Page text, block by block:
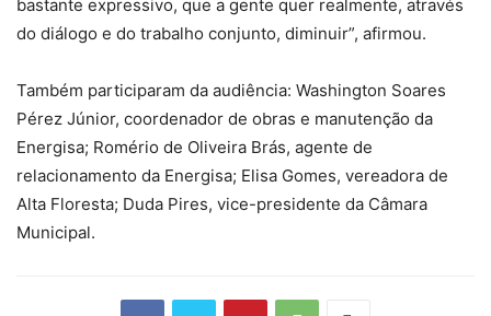
bastante expressivo, que a gente quer realmente, através
do diálogo e do trabalho conjunto, diminuir”, afirmou.
Também participaram da audiência: Washington Soares
Pérez Júnior, coordenador de obras e manutenção da
Energisa; Romério de Oliveira Brás, agente de
relacionamento da Energisa; Elisa Gomes, vereadora de
Alta Floresta; Duda Pires, vice-presidente da Câmara
Municipal.